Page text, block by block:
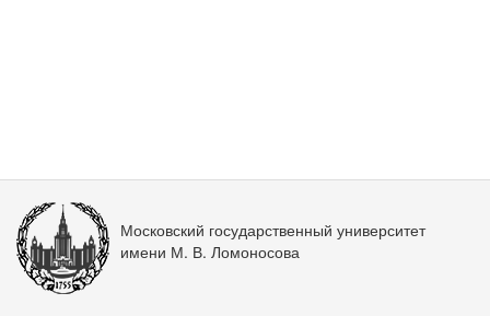
Московский государственный университет
имени М. В. Ломоносова